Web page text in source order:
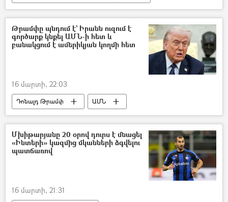
Իսրայել
Թեհրան Պատերազմ
Թրամփը պնդում է` Իրանն ուզում է
գործարք կնքել ԱՄՆ-ի հետ և
բանակցում է ամերիկյան կողմի հետ
16 մարտի, 22:03
Դոնալդ Թրամփ
ԱՄՆ
Իրանի Իսլամական Հանրապետություն
Իսրայել
Պատերազմ
Մխիթարյանը 20 օրով դուրս է մնացել
«Ինտերի» կազմից մկանների ձգվելու
պատճառով
16 մարտի, 21:31